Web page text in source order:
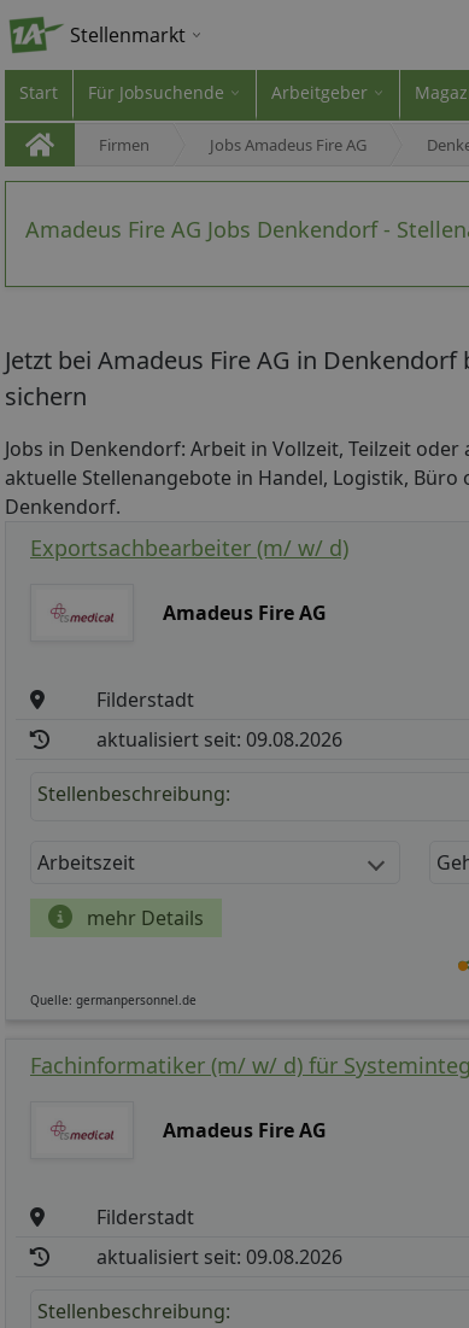
Stellenmarkt
Start Für Jobsuchende Arbeitgeber
Firmen Jobs Amadeus Fire AG
Amadeus Fire AG Jobs Denkendorf -
Jetzt bei Amadeus Fire AG in
sichern
Jobs in Denkendorf: Arbeit in Vollzeit, Teilzeit
aktuelle Stellenangebote in Handel, Logistik,
Denkendorf.
Exportsachbearbeiter (m/ w/ d)
Amadeus Fire AG
Filderstadt
aktualisiert seit: 09.08.2026
Stellenbeschreibung:
Arbeitszeit
mehr Details
Quelle: germanpersonnel.de
Fachinformatiker (m/ w/ d) für
Amadeus Fire AG
Filderstadt
aktualisiert seit: 09.08.2026
Stellenbeschreibung: